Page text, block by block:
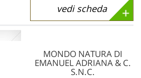
vedi scheda
MONDO NATURA DI
EMANUEL ADRIANA & C.
S.N.C.